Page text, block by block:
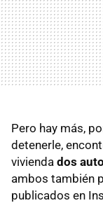
Pero hay más,
detenerle,
vivienda dos
ambos también
publicados en